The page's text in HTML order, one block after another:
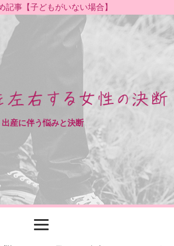
記事【子どもがいない場合】
出産に伴う悩みと決断